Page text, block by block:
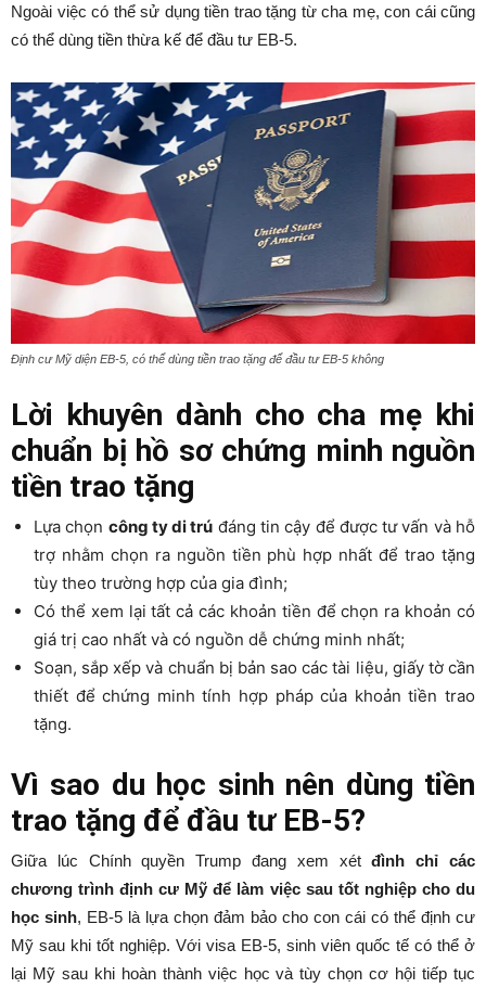
Ngoài việc có thể sử dụng tiền trao tặng từ cha mẹ, con cái cũng
có thể dùng tiền thừa kế để đầu tư EB-5.
Định cư Mỹ diện EB-5, có thể dùng tiền trao tặng để đầu tư EB-5 không
Lời khuyên dành cho cha mẹ khi
chuẩn bị hồ sơ chứng minh nguồn
tiền trao tặng
Lựa chọn công ty di trú đáng tin cậy để được tư vấn và hỗ
trợ nhằm chọn ra nguồn tiền phù hợp nhất để trao tặng
tùy theo trường hợp của gia đình;
Có thể xem lại tất cả các khoản tiền để chọn ra khoản có
giá trị cao nhất và có nguồn dễ chứng minh nhất;
Soạn, sắp xếp và chuẩn bị bản sao các tài liệu, giấy tờ cần
thiết để chứng minh tính hợp pháp của khoản tiền trao
tặng.
Vì sao du học sinh nên dùng tiền
trao tặng để đầu tư EB-5?
Giữa lúc Chính quyền Trump đang xem xétđình chỉ các
chương trình định cư Mỹ để làm việc sau tốt nghiệp cho du
học sinh, EB-5 là lựa chọn đảm bảo cho con cái có thể định cư
Mỹ sau khi tốt nghiệp. Với visa EB-5, sinh viên quốc tế có thể ở
lại Mỹ sau khi hoàn thành việc học và tùy chọn cơ hội tiếp tục